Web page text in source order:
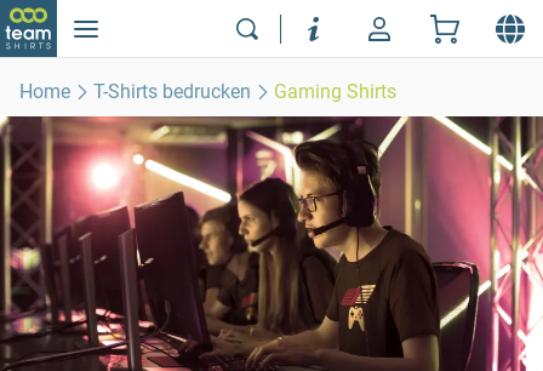
Home T-Shirts bedrucken Gaming Shirts